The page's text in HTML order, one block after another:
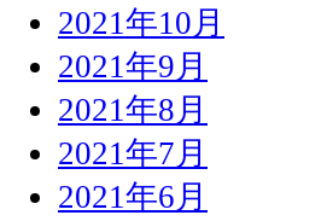
2021年10月
2021年9月
2021年8月
2021年7月
2021年6月